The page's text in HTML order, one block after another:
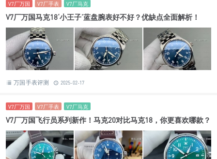
V7厂万国 V7厂手表 V7厂马克
V7厂万国马克18‘小王子’蓝盘腕表好不好？优缺点全面解析！
万国手表评测 2025-02-17
V7厂万国 V7厂手表 V7厂马克
V7厂万国飞行员系列新作！马克20对比马克18，你更喜欢哪款？